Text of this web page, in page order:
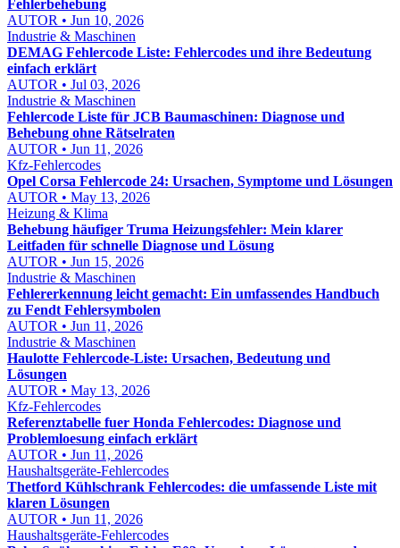
Fehlerbehebung
AUTOR • Jun 10, 2026
Industrie & Maschinen
DEMAG Fehlercode Liste: Fehlercodes und ihre Bedeutung
einfach erklärt
AUTOR • Jul 03, 2026
Industrie & Maschinen
Fehlercode Liste für JCB Baumaschinen: Diagnose und
Behebung ohne Rätselraten
AUTOR • Jun 11, 2026
Kfz-Fehlercodes
Opel Corsa Fehlercode 24: Ursachen, Symptome und Lösungen
AUTOR • May 13, 2026
Heizung & Klima
Behebung häufiger Truma Heizungsfehler: Mein klarer
Leitfaden für schnelle Diagnose und Lösung
AUTOR • Jun 15, 2026
Industrie & Maschinen
Fehlererkennung leicht gemacht: Ein umfassendes Handbuch
zu Fendt Fehlersymbolen
AUTOR • Jun 11, 2026
Industrie & Maschinen
Haulotte Fehlercode-Liste: Ursachen, Bedeutung und
Lösungen
AUTOR • May 13, 2026
Kfz-Fehlercodes
Referenztabelle fuer Honda Fehlercodes: Diagnose und
Problemloesung einfach erklärt
AUTOR • Jun 11, 2026
Haushaltsgeräte-Fehlercodes
Thetford Kühlschrank Fehlercodes: die umfassende Liste mit
klaren Lösungen
AUTOR • Jun 11, 2026
Haushaltsgeräte-Fehlercodes